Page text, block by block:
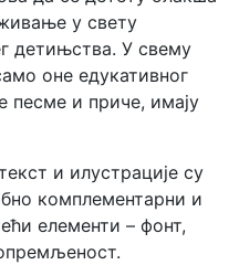
у свету
детињства. У свему
оне едукативног
песме и приче, имају
и илустрације су
комплементарни и
елементи – фонт,